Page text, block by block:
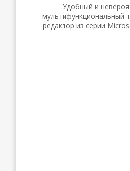
Удобный и
мультифункциональный
редактор из серии